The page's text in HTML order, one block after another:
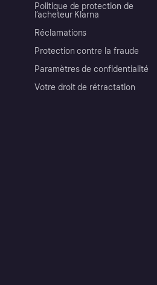
Politique de protection de
l’acheteur Klarna
Réclamations
Protection contre la fraude
Paramètres de confidentialité
Votre droit de rétractation